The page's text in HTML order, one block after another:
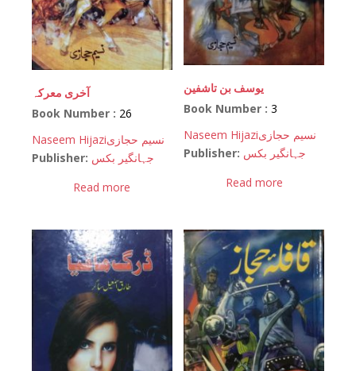
آخری معرکہ
Book Number : 26
Naseem Hijaziنسیم حجازی
Publisher: جہانگیر بکس
Read more
یوسف بن تاشفین
Book Number :3
Naseem Hijaziنسیم حجازی
Publisher: جہانگیر بکس
Read more